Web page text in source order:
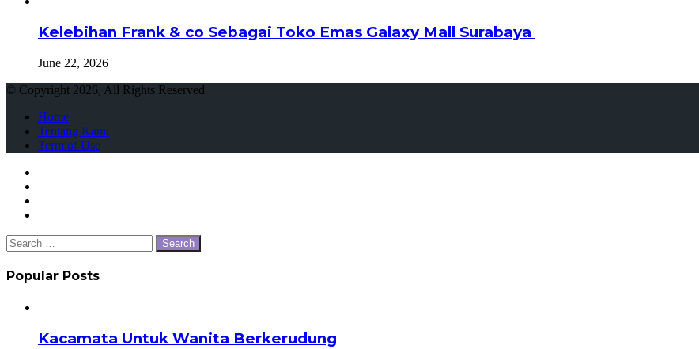
Kelebihan Frank & co Sebagai Toko Emas Galaxy Mall Surabaya
June 22, 2026
© Copyright 2026, All Rights Reserved
Home
Tentang Kami
Term of Use
Facebook
Twitter
WhatsApp
Telegram
Close
Search
for:
Popular Posts
Kacamata Untuk Wanita Berkerudung